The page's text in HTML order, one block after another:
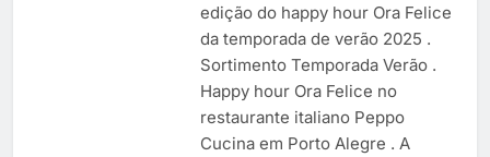
edição do happy hour Ora Felice
da temporada de verão 2025 .
Sortimento Temporada Verão .
Happy hour Ora Felice no
restaurante italiano Peppo
Cucina em Porto Alegre . A